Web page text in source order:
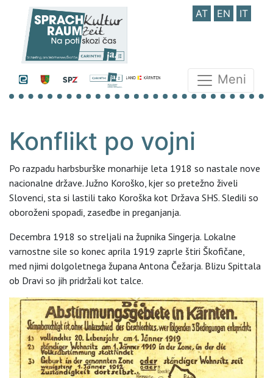
AT EN IT
Meni
Konflikt po vojni
Po razpadu harbsburške monarhije leta 1918 so nastale nove
nacionalne države. Južno Koroško, kjer so pretežno živeli
Slovenci, sta si lastili tako Koroška kot Država SHS. Sledili so
oboroženi spopadi, zasedbe in preganjanja.
Decembra 1918 so streljali na župnika Singerja. Lokalne
varnostne sile so konec aprila 1919 zaprle štiri Škofičane,
med njimi dolgoletnega župana Antona Čežarja. Blizu Spittala
ob Dravi so jih pridržali kot talce.